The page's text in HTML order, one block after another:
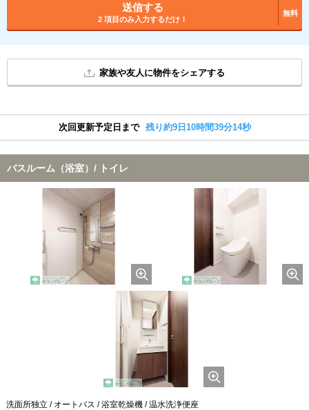
送信する
2 項目のみ入力するだけ！
無料
家族や友人に物件をシェアする
次回更新予定日まで 残り約9日10時間39分13秒
バスルーム（浴室）/ トイレ
洗面所独立 / オートバス / 浴室乾燥機 / 温水洗浄便座